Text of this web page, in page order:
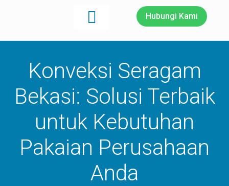
Hubungi Kami
Konveksi Seragam
Bekasi: Solusi Terbaik
untuk Kebutuhan
Pakaian Perusahaan
Anda